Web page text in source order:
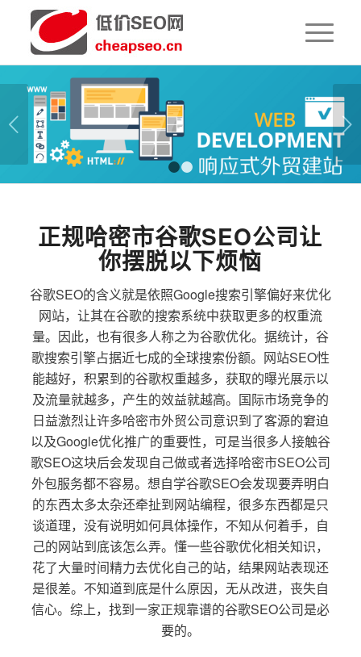
下一页
1 2
正规哈密市谷歌SEO公司让
你摆脱以下烦恼
谷歌SEO的含义就是依照Google搜索引擎偏好来优化
网站，让其在谷歌的搜索系统中获取更多的权重流
量。因此，也有很多人称之为谷歌优化。据统计，谷
歌搜索引擎占据近七成的全球搜索份额。网站SEO性
能越好，积累到的谷歌权重越多，获取的曝光展示以
及流量就越多，产生的效益就越高。国际市场竞争的
日益激烈让许多哈密市外贸公司意识到了客源的窘迫
以及Google优化推广的重要性，可是当很多人接触谷
歌SEO这块后会发现自己做或者选择哈密市SEO公司
外包服务都不容易。想自学谷歌SEO会发现要弄明白
的东西太多太杂还牵扯到网站编程，很多东西都是只
谈道理，没有说明如何具体操作，不知从何着手，自
己的网站到底该怎么弄。懂一些谷歌优化相关知识，
花了大量时间精力去优化自己的站，结果网站表现还
是很差。不知道到底是什么原因，无从改进，丧失自
信心。综上，找到一家正规靠谱的谷歌SEO公司是必
要的。